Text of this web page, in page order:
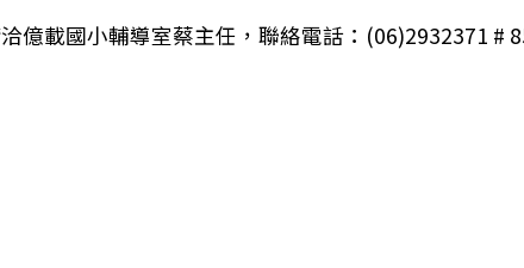
億載國小輔導室蔡主任，聯絡電話：(06)2932371 #